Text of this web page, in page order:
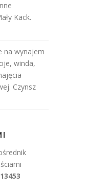
Kack.
na wynajem
winda,
Czynsz